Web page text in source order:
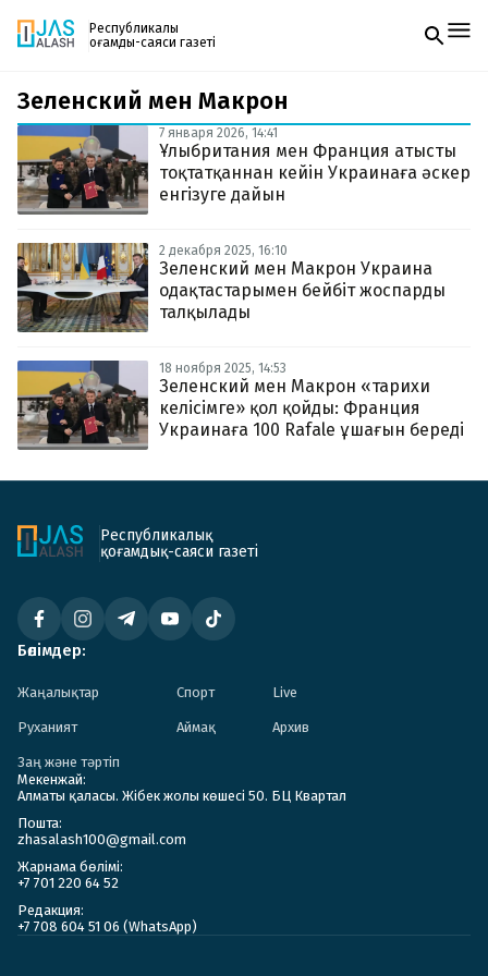
Республикалық
қоғамдық-саяси газеті
Жаңалықтар
Спорт
Live
Руханият
Аймақ
Архив
Заң және тәртіп
Редакциямен байланыс
+7 708 604 51 06
Жарнама бөлімі
Пошта
zhasalash100@gmail.com
Газетке жазылу
PDF форматтағы газетті ай сайын электронды
поштаңызға алып отырыңыз. Жаңа нөмір
шыққан сәтте сізге бірден жіберіледі. Тек email
Зеленский мен Макрон
7 января 2026, 14:41
Ұлыбритания мен Франция атысты
тоқтатқаннан кейін Украинаға әскер
енгізуге дайын
2 декабря 2025, 16:10
Зеленский мен Макрон Украина
одақтастарымен бейбіт жоспарды
талқылады
18 ноября 2025, 14:53
Зеленский мен Макрон «тарихи
келісімге» қол қойды: Франция
Украинаға 100 Rafale ұшағын береді
Республикалық
қоғамдық-саяси газеті
Бөлімдер:
Жаңалықтар Спорт Live
Руханият Аймақ Архив
Заң және тәртіп
Мекенжай:
Алматы қаласы. Жібек жолы көшесі 50. БЦ Квартал
Пошта:
zhasalash100@gmail.com
Жарнама бөлімі:
+7 701 220 64 52
Редакция:
+7 708 604 51 06 (WhatsApp)